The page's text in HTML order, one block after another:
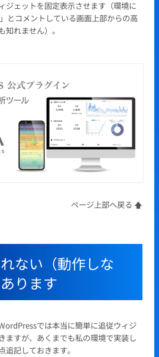
ジェットを固定表示させます（環境に
とコメントしている画面上部からの高
知れません）。
ページ上部へ戻る 🡅
ない（動作しな
ります
では本当に簡単に追従ウィジ
ますが、あくまでも私の環境で実装し
追記しておきます。